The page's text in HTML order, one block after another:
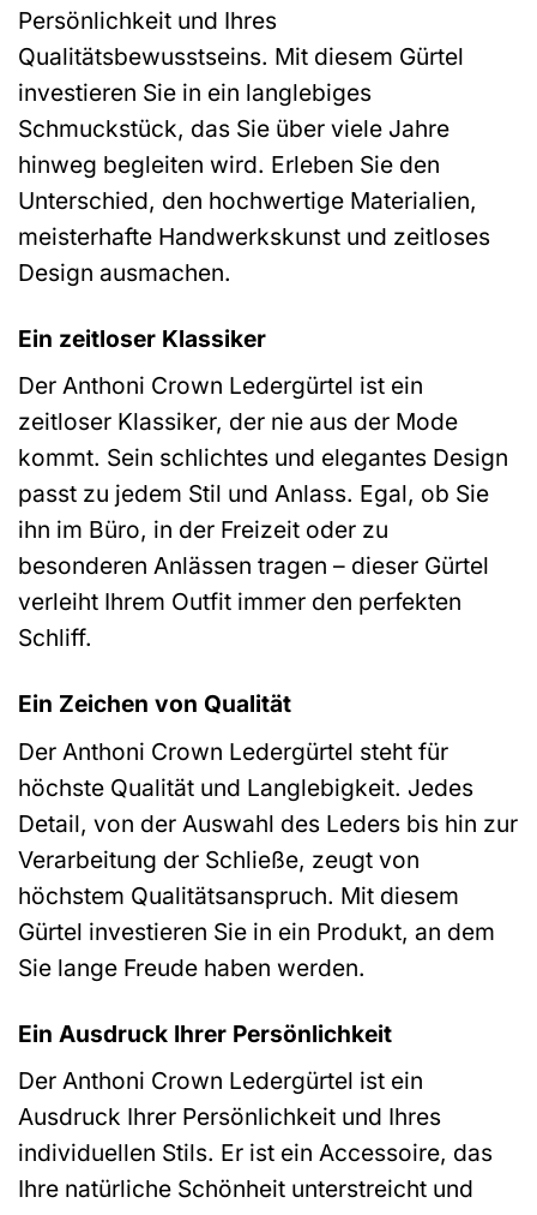
Persönlichkeit und Ihres
Qualitätsbewusstseins. Mit diesem Gürtel
investieren Sie in ein langlebiges
Schmuckstück, das Sie über viele Jahre
hinweg begleiten wird. Erleben Sie den
Unterschied, den hochwertige Materialien,
meisterhafte Handwerkskunst und zeitloses
Design ausmachen.
Ein zeitloser Klassiker
Der Anthoni Crown Ledergürtel ist ein
zeitloser Klassiker, der nie aus der Mode
kommt. Sein schlichtes und elegantes Design
passt zu jedem Stil und Anlass. Egal, ob Sie
ihn im Büro, in der Freizeit oder zu
besonderen Anlässen tragen – dieser Gürtel
verleiht Ihrem Outfit immer den perfekten
Schliff.
Ein Zeichen von Qualität
Der Anthoni Crown Ledergürtel steht für
höchste Qualität und Langlebigkeit. Jedes
Detail, von der Auswahl des Leders bis hin zur
Verarbeitung der Schließe, zeugt von
höchstem Qualitätsanspruch. Mit diesem
Gürtel investieren Sie in ein Produkt, an dem
Sie lange Freude haben werden.
Ein Ausdruck Ihrer Persönlichkeit
Der Anthoni Crown Ledergürtel ist ein
Ausdruck Ihrer Persönlichkeit und Ihres
individuellen Stils. Er ist ein Accessoire, das
Ihre natürliche Schönheit unterstreicht und